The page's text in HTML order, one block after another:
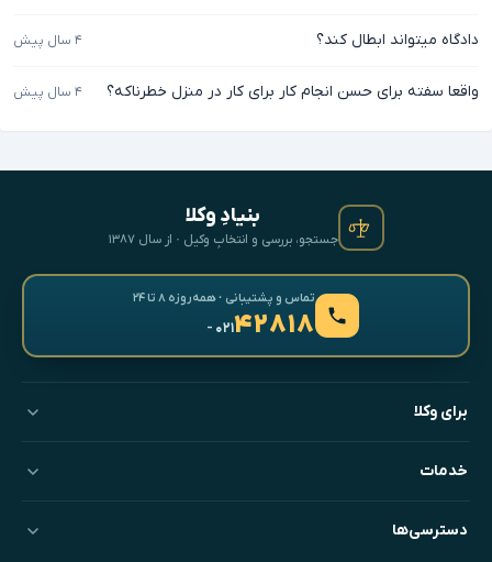
دادگاه میتواند ابطال کند؟ ۴ سال پیش
واقعا سفته برای حسن انجام کار برای کار در منزل خطرناکه؟ ۴ سال پیش
بنیادِ وکلا
جستجو، بررسی و انتخابِ وکیل · از سال ۱۳۸۷
تماس و پشتیبانی · همه‌روزه ۸ تا ۲۴
۴۲۸۱۸- ۰۲۱
برای وکلا
خدمات
دسترسی‌ها